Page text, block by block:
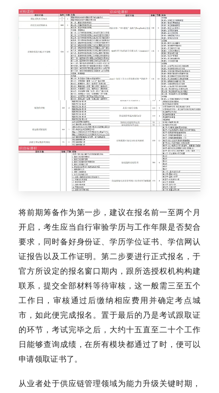
将前期筹备作为第一步，建议在报名前一至两个月
开启，考生应当自行审验学历与工作年限是否契合
要求，同时备好身份证、学历学位证书、学信网认
证报告以及工作证明。第二步要进行正式报名，于
官方所设定的报名窗口期内，跟所选授权机构构建
联系，提交全部材料等待审核，这一般需三至五个
工作日，审核通过后缴纳相应费用并确定考点城
市，如此便完成报名。置于最后的乃是考试跟取证
的环节，考试完毕之后，大约十五直至二十个工作
日能够查询成绩，在所有模块都通过了时，便可以
申请领取证书了。
从业者处于供应链管理领域为能力升级关键时期，